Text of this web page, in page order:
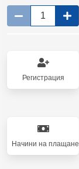
Регистрация
Начини на плащане